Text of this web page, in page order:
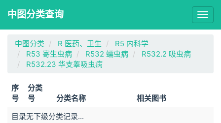
中图分类查询
中图分类 R 医药、卫生
R5 内科学
R53 寄生虫病
R532 蠕虫病
R532.2 吸虫病
R532.23 华支睾吸虫病
序
号
分类
号
分类名称
相关图书
目录无下级分类记录...